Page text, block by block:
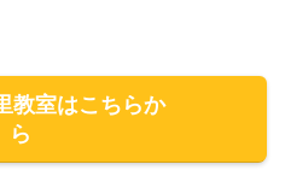
教室はこちらか
ら